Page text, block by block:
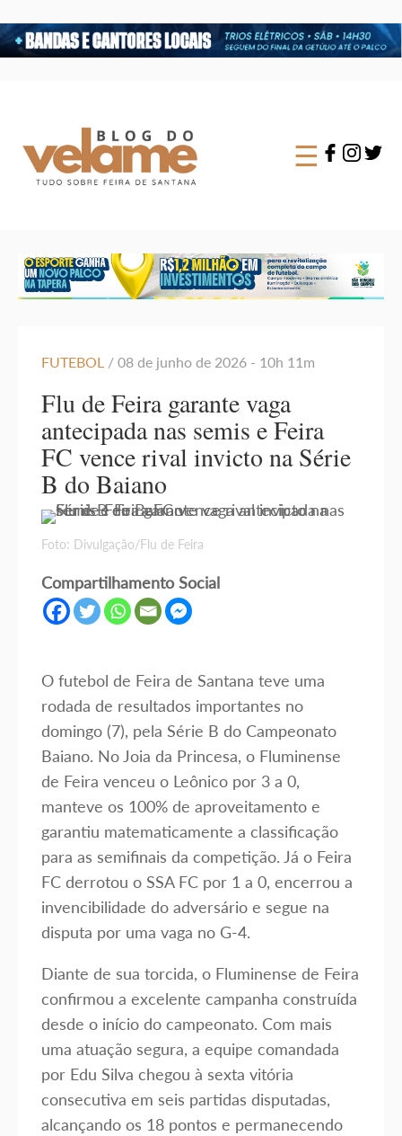
×
☰
FUTEBOL / 08 de junho de 2026 - 10h 11m
Flu de Feira garante vaga
antecipada nas semis e Feira
FC vence rival invicto na Série
B do Baiano
Foto: Divulgação/Flu de Feira
Compartilhamento Social
O futebol de Feira de Santana teve uma
rodada de resultados importantes no
domingo (7), pela Série B do Campeonato
Baiano. No Joia da Princesa, o Fluminense
de Feira venceu o Leônico por 3 a 0,
manteve os 100% de aproveitamento e
garantiu matematicamente a classificação
para as semifinais da competição. Já o Feira
FC derrotou o SSA FC por 1 a 0, encerrou a
invencibilidade do adversário e segue na
disputa por uma vaga no G-4.
Diante de sua torcida, o Fluminense de Feira
confirmou a excelente campanha construída
desde o início do campeonato. Com mais
uma atuação segura, a equipe comandada
por Edu Silva chegou à sexta vitória
consecutiva em seis partidas disputadas,
alcançando os 18 pontos e permanecendo